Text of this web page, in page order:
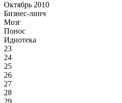
Октябрь 2010
Бизнес-линч
Мозг
Понос
Идиотека
23
24
25
26
27
28
29